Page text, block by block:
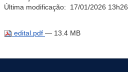
Última modificação: 17/01/2026 13h26
edital.pdf — 13.4 MB